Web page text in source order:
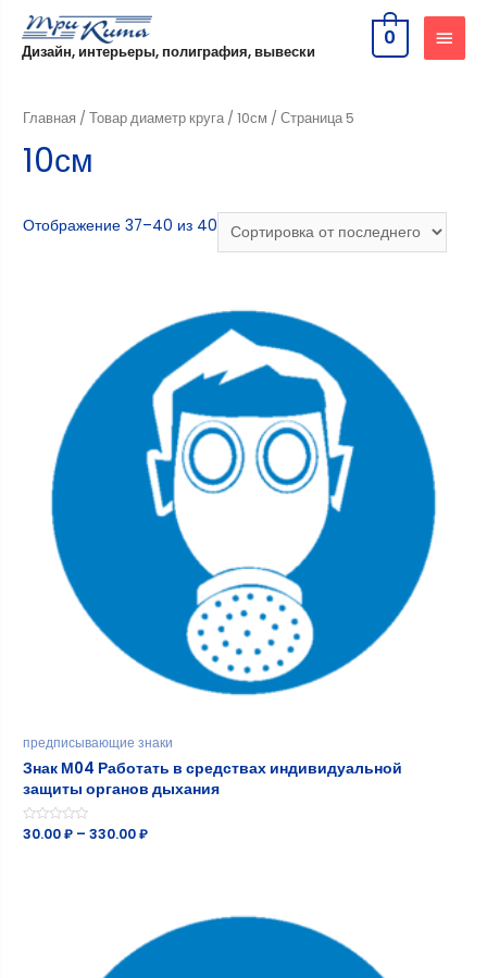
Дизайн, интерьеры, полиграфия, вывески
0
Главная / Товар диаметр круга /10см / Страница 5
10см
Отображение 37–40 из 40
предписывающие знаки
Знак М04 Работать в средствах индивидуальной
защиты органов дыхания
Оценка
30.00₽ –330.00₽